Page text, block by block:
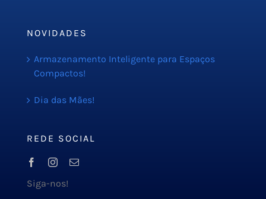
NOVIDADES
Armazenamento Inteligente para Espaços
Compactos!
Dia das Mães!
REDE SOCIAL
Siga-nos!